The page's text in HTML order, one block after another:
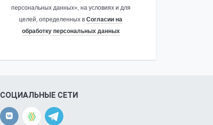
персональных данных», на условиях и для
целей, определенных в Согласии на
обработку персональных данных
СОЦИАЛЬНЫЕ СЕТИ